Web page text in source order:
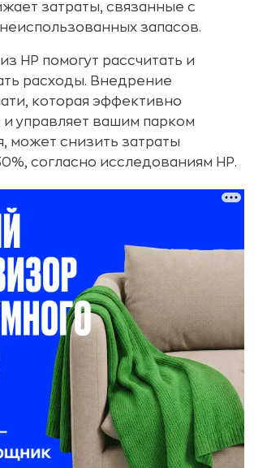
затраты, связанные с
запасов.
HP помогут рассчитать и
расходы. Внедрение
которая эффективно
и управляет вашим парком
может снизить затраты
согласно исследованиям HP.